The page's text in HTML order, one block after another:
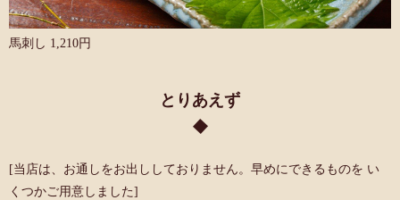
馬刺し 1,210円
とりあえず
[当店は、お通しをお出ししておりません。早めにできるものを い
くつかご用意しました]